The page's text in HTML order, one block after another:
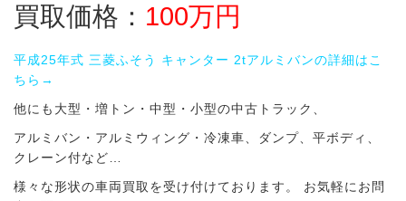
買取価格： 100万円
平成25年式 三菱ふそう キャンター 2tアルミバンの詳細はこ
ちら→
他にも大型・増トン・中型・小型の中古トラック、
アルミバン・アルミウィング・冷凍車、ダンプ、平ボディ、
クレーン付など…
様々な形状の車両買取を受け付けております。 お気軽にお問